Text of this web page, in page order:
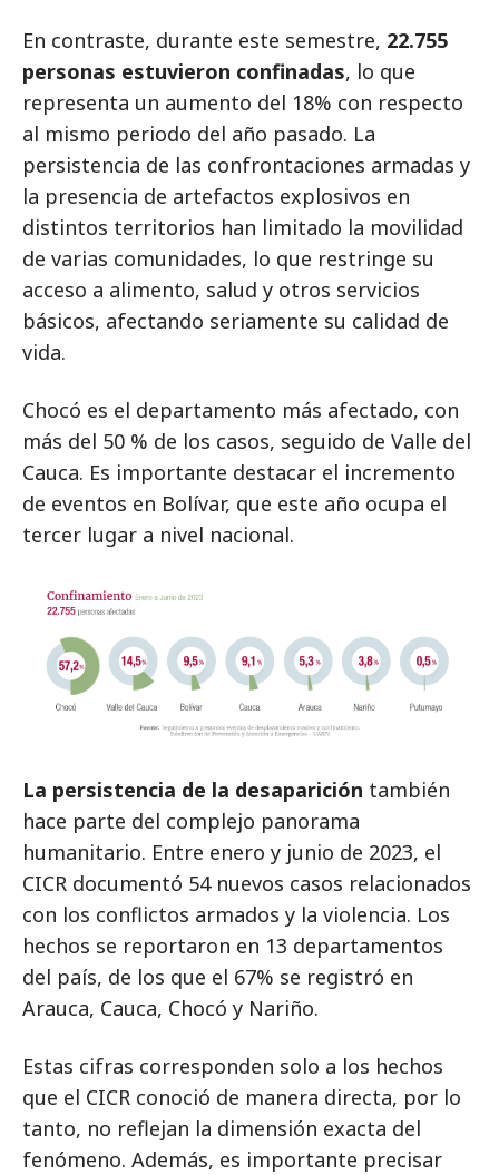
En contraste, durante este semestre, 22.755
personas estuvieron confinadas, lo que
representa un aumento del 18% con respecto
al mismo periodo del año pasado. La
persistencia de las confrontaciones armadas y
la presencia de artefactos explosivos en
distintos territorios han limitado la movilidad
de varias comunidades, lo que restringe su
acceso a alimento, salud y otros servicios
básicos, afectando seriamente su calidad de
vida.
Chocó es el departamento más afectado, con
más del 50 % de los casos, seguido de Valle del
Cauca. Es importante destacar el incremento
de eventos en Bolívar, que este año ocupa el
tercer lugar a nivel nacional.
La persistencia de la desaparición también
hace parte del complejo panorama
humanitario. Entre enero y junio de 2023, el
CICR documentó 54 nuevos casos relacionados
con los conflictos armados y la violencia. Los
hechos se reportaron en 13 departamentos
del país, de los que el 67% se registró en
Arauca, Cauca, Chocó y Nariño.
Estas cifras corresponden solo a los hechos
que el CICR conoció de manera directa, por lo
tanto, no reflejan la dimensión exacta del
fenómeno. Además, es importante precisar